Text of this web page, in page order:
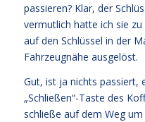
passieren? Klar, der
vermutlich hatte ich sie
auf den Schlüssel in der
Fahrzeugnähe ausgelöst.
Gut, ist ja nichts passiert,
„Schließen“-Taste des
schließe auf dem Weg